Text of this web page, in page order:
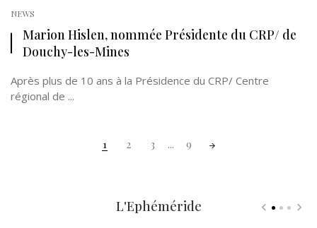
NEWS
Marion Hislen, nommée Présidente du CRP/ de
Douchy-les-Mines
Après plus de 10 ans à la Présidence du CRP/ Centre
régional de ...
1 2 3 ... 9
L'Ephéméride